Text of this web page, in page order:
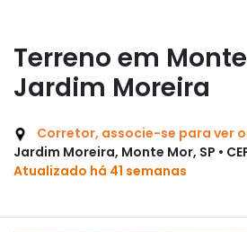
Terreno em
Jardim Moreira
Corretor, associe-se para ver
Jardim Moreira, Monte Mor, SP •
Atualizado há 41 semanas